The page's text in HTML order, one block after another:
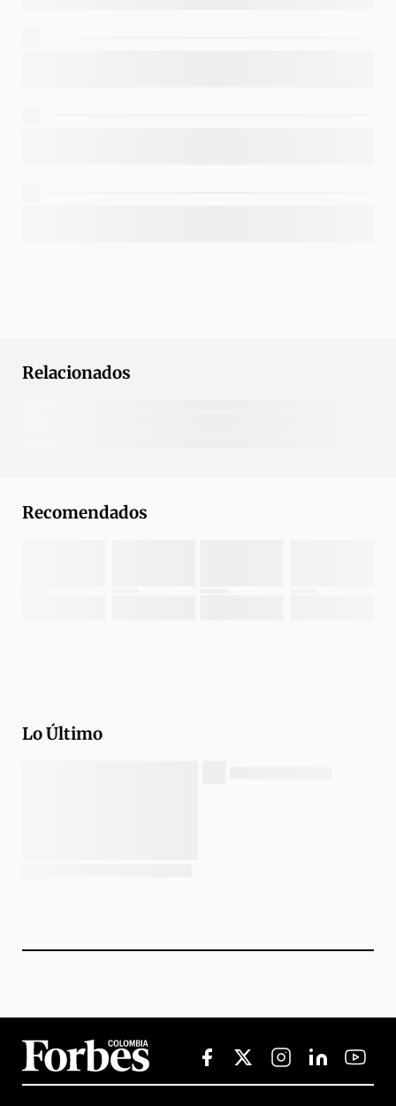
Relacionados
Recomendados
Lo Último